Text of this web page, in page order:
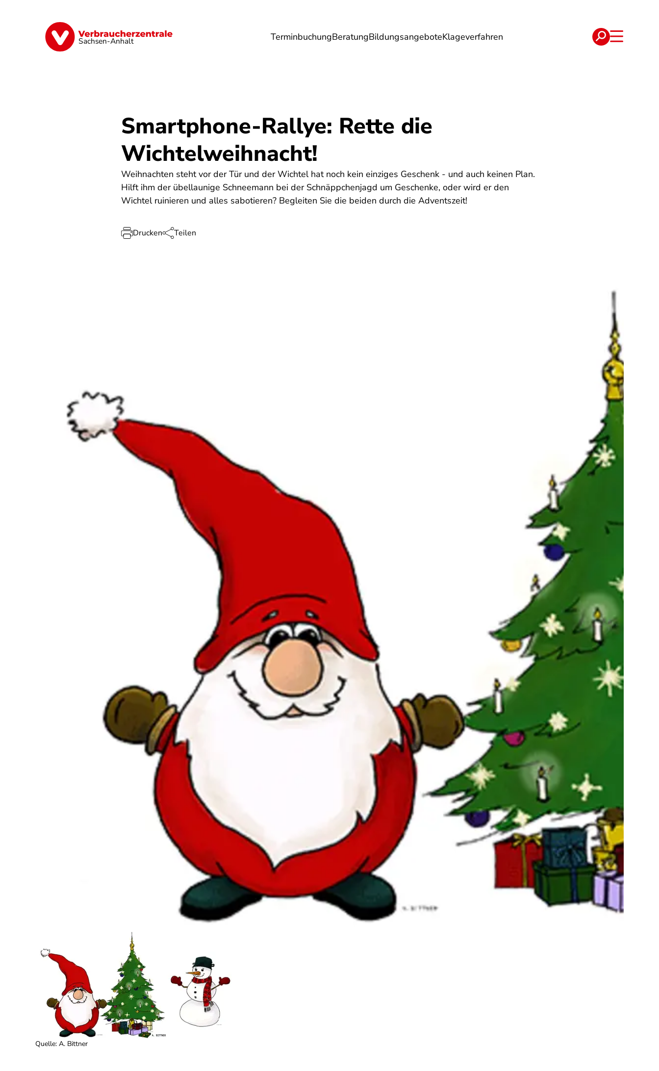
Sachsen-Anhalt TerminbuchungBeratungBildungsangeboteKlageverfahren
Finanzen Digitales Lebensmittel Gesundheit Energie Reise Verträge
Smartphone-Rallye: Rette die
Wichtelweihnacht!
Weihnachten steht vor der Tür und der Wichtel hat noch kein einziges Geschenk - und auch keinen Plan.
Hilft ihm der übellaunige Schneemann bei der Schnäppchenjagd um Geschenke, oder wird er den
Wichtel ruinieren und alles sabotieren? Begleiten Sie die beiden durch die Adventszeit!
Drucken Teilen
Quelle: A. Bittner